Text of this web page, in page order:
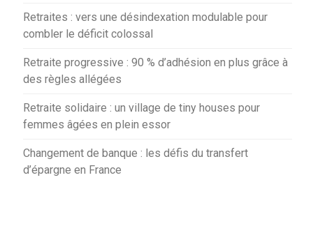
Retraites : vers une désindexation modulable pour
combler le déficit colossal
Retraite progressive : 90 % d’adhésion en plus grâce à
des règles allégées
Retraite solidaire : un village de tiny houses pour
femmes âgées en plein essor
Changement de banque : les défis du transfert
d’épargne en France